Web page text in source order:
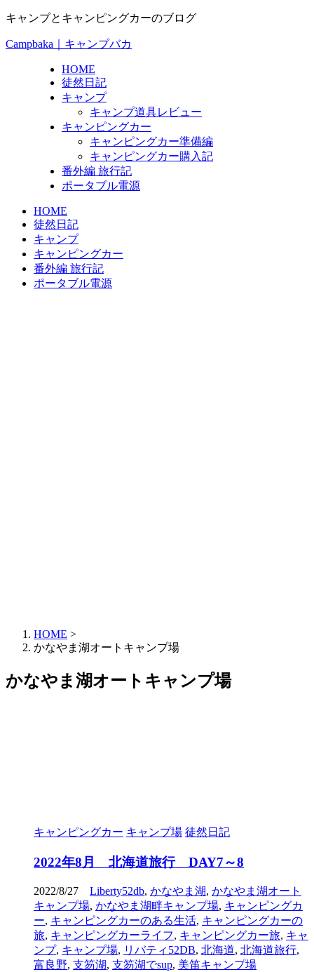
キャンプとキャンピングカーのブログ
Campbaka｜キャンプバカ
HOME
徒然日記
キャンプ
キャンプ道具レビュー
キャンピングカー
キャンピングカー準備編
キャンピングカー購入記
番外編 旅行記
ポータブル電源
HOME
徒然日記
キャンプ
キャンピングカー
番外編 旅行記
ポータブル電源
HOME >
かなやま湖オートキャンプ場
かなやま湖オートキャンプ場
キャンピングカー キャンプ場 徒然日記
2022年8月 北海道旅行 DAY7～8
2022/8/27 Liberty52db, かなやま湖, かなやま湖オート
キャンプ場, かなやま湖畔キャンプ場, キャンピングカ
ー, キャンピングカーのある生活, キャンピングカーの
旅, キャンピングカーライフ, キャンピングカー旅, キャ
ンプ, キャンプ場, リバティ52DB, 北海道, 北海道旅行,
富良野, 支笏湖, 支笏湖でsup, 美笛キャンプ場